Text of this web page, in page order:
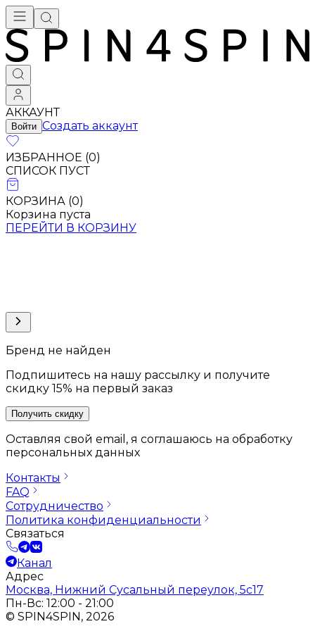
АККАУНТ
Войти Создать аккаунт
ИЗБРАННОЕ (0)
СПИСОК ПУСТ
КОРЗИНА (0)
Корзина пуста
ПЕРЕЙТИ В КОРЗИНУ
Бренд не найден
Подпишитесь на нашу рассылку и получите
скидку 15% на первый заказ
Получить скидку
Оставляя свой email, я соглашаюсь на обработку
персональных данных
Контакты
FAQ
Сотрудничество
Политика конфиденциальности
Связаться
Канал
Адрес
Москва, Нижний Сусальный переулок, 5с17
Пн-Вс: 12:00 - 21:00
© SPIN4SPIN, 2026
Брендовая одежда - купить в Москве